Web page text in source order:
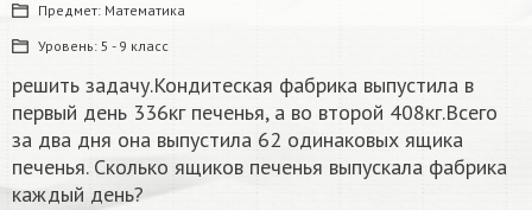
Предмет: Математика
Уровень: 5 - 9 класс
решить задачу.Кондитеская фабрика выпустила в
первый день 336кг печенья, а во второй 408кг.Всего
за два дня она выпустила 62 одинаковых ящика
печенья. Сколько ящиков печенья выпускала фабрика
каждый день?